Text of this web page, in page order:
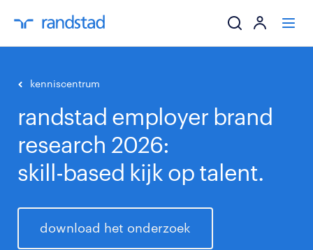
werkgevers
kenniscentrum
randstad employer brand
research 2026:
skill-based kijk op talent.
download het onderzoek